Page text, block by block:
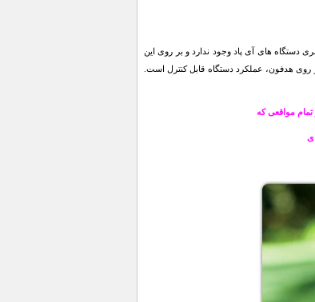
های آی پاد وجود ندارد و بر روی این
هدفون، عملکرد دستگاه قابل کنترل است.
مواقعی که